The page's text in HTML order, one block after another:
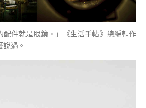
配件就是眼鏡。」《生活手帖》總編輯作
過。